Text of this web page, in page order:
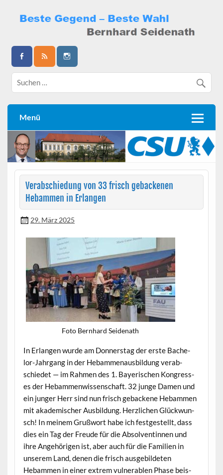
content
Bernhard Seidenath
Menü
Verabschiedung von 33 frisch gebackenen
Hebammen in Erlangen
29. März 2025
Foto Bern­hard Seidenath
In Erlan­gen wurde am Don­ner­stag der erste Bach­e­
lor-Jahrgang in der Hebam­me­naus­bil­dung ver­ab­
schiedet — im Rah­men des 1. Bay­erischen Kon­gress­
es der Hebam­men­wis­senschaft. 32 junge Damen und
ein junger Herr sind nun frisch geback­ene Hebam­men
mit akademis­ch­er Aus­bil­dung. Her­zlichen Glück­wun­
sch! In meinem Gruß­wort habe ich fest­gestellt, dass
dies ein Tag der Freude für die Absol­ventin­nen und
ihre Ange­höri­gen ist, aber auch für die Fam­i­lien in
unserem Land, denen die frisch aus­ge­bilde­ten
Hebam­men in ein­er extrem vul­ner­a­blen Phase beis­